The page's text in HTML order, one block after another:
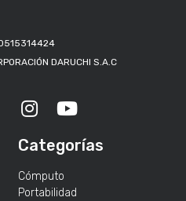
DARUCHI S.A.C
Categorías
Cómputo
Portabilidad